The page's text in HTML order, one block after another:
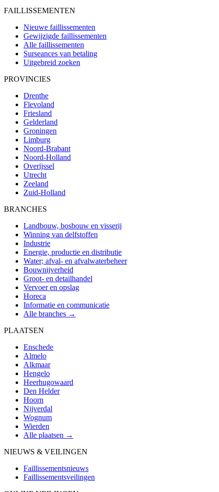
FAILLISSEMENTEN
Nieuwe faillissementen
Gewijzigde faillissementen
Alle faillissementen
Surseances van betaling
Uitgebreid zoeken
PROVINCIES
Drenthe
Flevoland
Friesland
Gelderland
Groningen
Limburg
Noord-Brabant
Noord-Holland
Overijssel
Utrecht
Zeeland
Zuid-Holland
BRANCHES
Landbouw, bosbouw en visserij
Winning van delfstoffen
Industrie
Energie, productie en distributie
Water; afval- en afvalwaterbeheer
Bouwnijverheid
Groot- en detailhandel
Vervoer en opslag
Horeca
Informatie en communicatie
Alle branches →
PLAATSEN
Enschede
Almelo
Alkmaar
Hengelo
Heerhugowaard
Den Helder
Hoorn
Nijverdal
Wognum
Wierden
Alle plaatsen →
NIEUWS & VEILINGEN
Faillissementsnieuws
Faillissementsveilingen